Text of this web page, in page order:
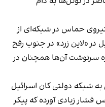
اساس گزارش‌ها، بین ۱۰۰ تا ۲۰۰ نیروی حماس در شبکه‌ای از
«لاین زرد» در جنوب رفح
سرنوشت آن‌ها همچنان در
شبکه دولتی کان اسرائیل
فشار زیادی آورده که پیکر